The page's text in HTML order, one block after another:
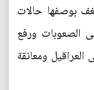
بوصفها حالات
الصعوبات ورفع
ومعانقة